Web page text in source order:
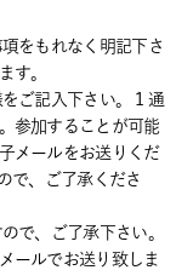
をもれなく明記下さ
す。
ご記入下さい。１通
参加することが可能
メールをお送りくだ
で、ご了承くださ
で、ご了承下さい。
ールでお送り致しま